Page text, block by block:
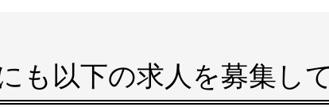
も以下の求人を募集し